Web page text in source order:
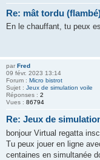
Re: mât tordu
En le chauffant, tu peux
par Fred
09 févr. 2023 13:14
Forum : Micro bistrot
Sujet : Jeux de simulation voile
Réponses : 2
Vues : 86794
Re: Jeux de
bonjour Virtual regatta
Tu peux jouer en ligne
centaines en simultanée